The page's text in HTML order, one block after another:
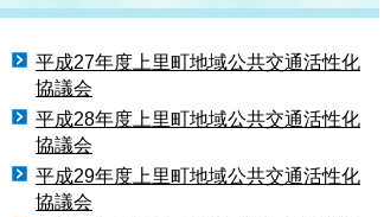
平成27年度上里町地域公共交通活性化
協議会
平成28年度上里町地域公共交通活性化
協議会
平成29年度上里町地域公共交通活性化
協議会